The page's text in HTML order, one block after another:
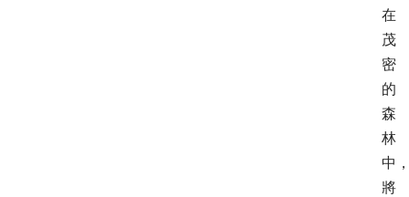
在
茂
密
的
森
林
中
將